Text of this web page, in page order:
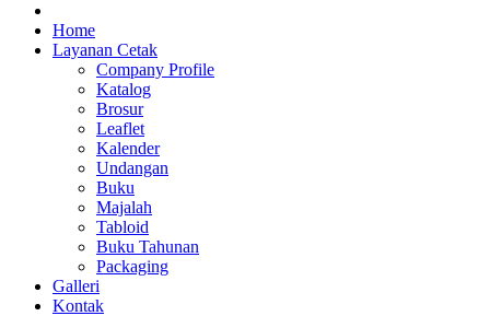
Jasa Cetak Online DMG Printing
Home
Layanan Cetak
Company Profile
Katalog
Brosur
Leaflet
Kalender
Undangan
Buku
Majalah
Tabloid
Buku Tahunan
Packaging
Galleri
Kontak